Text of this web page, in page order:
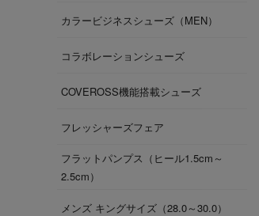
カラービジネスシューズ（MEN）
コラボレーションシューズ
COVEROSS機能搭載シューズ
フレッシャーズフェア
フラットパンプス（ヒール1.5cm～
2.5cm）
メンズ キングサイズ（28.0～30.0）